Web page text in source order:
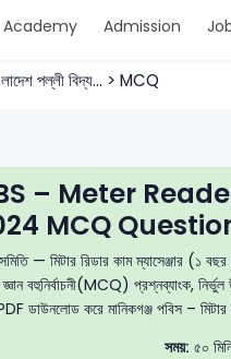
Academy Admission
পল্লী বিদ্য... > MCQ
– Meter
MCQ
সমিতি — মিটার রিডার কাম
প্রশ্নব্যাংক, নির্ভুল
ডাউনলোড করে মানিকগঞ্জ পবিস – মিটার
সময়: ৫০